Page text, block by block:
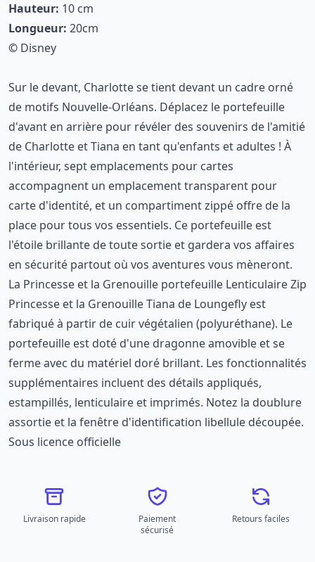
Hauteur: 10 cm
Longueur: 20cm
© Disney
Sur le devant, Charlotte se tient devant un cadre orné
de motifs Nouvelle-Orléans. Déplacez le portefeuille
d'avant en arrière pour révéler des souvenirs de l'amitié
de Charlotte et Tiana en tant qu'enfants et adultes ! À
l'intérieur, sept emplacements pour cartes
accompagnent un emplacement transparent pour
carte d'identité, et un compartiment zippé offre de la
place pour tous vos essentiels. Ce portefeuille est
l'étoile brillante de toute sortie et gardera vos affaires
en sécurité partout où vos aventures vous mèneront.
La Princesse et la Grenouille portefeuille Lenticulaire Zip
Princesse et la Grenouille Tiana de Loungefly est
fabriqué à partir de cuir végétalien (polyuréthane). Le
portefeuille est doté d'une dragonne amovible et se
ferme avec du matériel doré brillant. Les fonctionnalités
supplémentaires incluent des détails appliqués,
estampillés, lenticulaire et imprimés. Notez la doublure
assortie et la fenêtre d'identification libellule découpée.
Sous licence officielle
Livraison rapide
Paiement
sécurisé
Retours faciles